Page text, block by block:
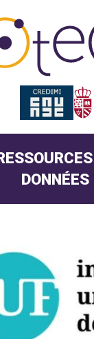
DONNÉES